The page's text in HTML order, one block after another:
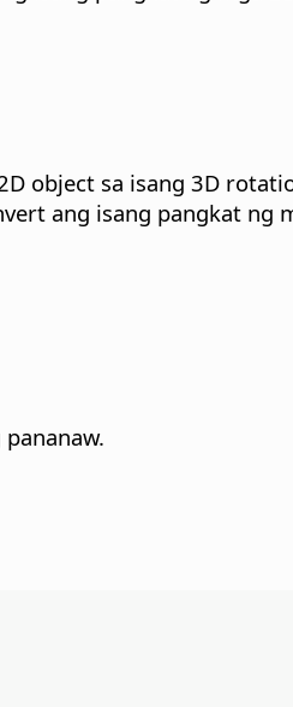
object sa isang 3D
ang isang pangkat ng